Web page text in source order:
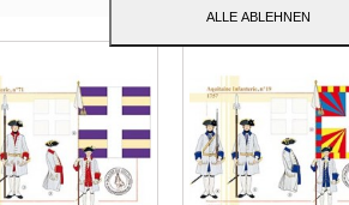
ALLE ABLEHNEN